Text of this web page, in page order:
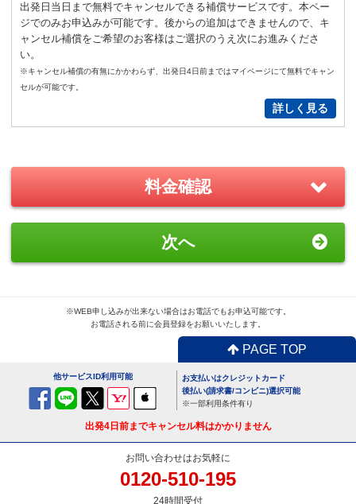
Sサイズ － 0 ＋
New!
おすすめ
ルセット
1,870円/日（税込）
USBx4ポートACアダプター
110円/日（税込）
－ 0 ＋
便利
出発日当日まで無料でキャンセルできる補償サービスです。本ペー
ジでのみお申込みが可能です。後からの追加はできませんので、キ
ャンセル補償をご希望のお客様はご選択のうえ次にお進みくださ
い。
※キャンセル補償の有無にかかわらず、出発日4日前まではマイページにて無料でキャン
セルが可能です。
詳しく見る
料金確認
次へ
※WEB申し込みが出来ない場合はお電話でもお申込可能です。
お電話される前に会員登録をお願いいたします。
PAGE TOP
他サービスID利用可能
お支払いはクレジットカード
後払い(請求書/コンビニ)選択可能
※一部利用条件有り
出発4日前までキャンセル料はかかりません
お問い合わせはお気軽に
0120-510-195
24時間受付